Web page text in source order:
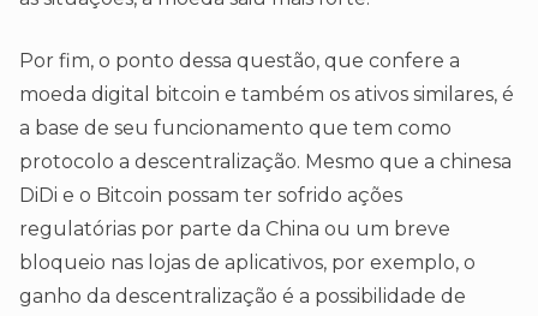
Por fim, o ponto dessa questão, que confere a
moeda digital bitcoin e também os ativos similares, é
a base de seu funcionamento que tem como
protocolo a descentralização. Mesmo que a chinesa
DiDi e o Bitcoin possam ter sofrido ações
regulatórias por parte da China ou um breve
bloqueio nas lojas de aplicativos, por exemplo, o
ganho da descentralização é a possibilidade de